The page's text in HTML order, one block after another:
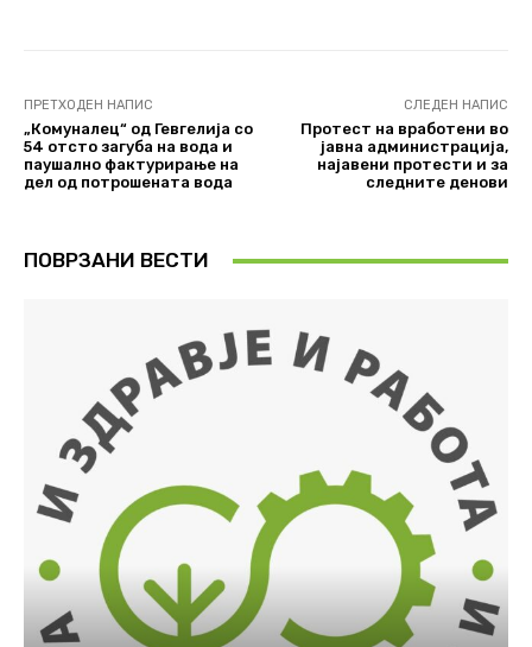
ПРЕТХОДЕН НАПИС
„Комуналец“ од Гевгелија со
54 отсто загуба на вода и
паушално фактурирање на
дел од потрошената вода
СЛЕДЕН НАПИС
Протест на вработени во
јавна администрација,
најавени протести и за
следните денови
ПОВРЗАНИ ВЕСТИ